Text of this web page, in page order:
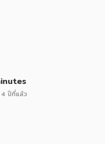
4 ปีที่แล้ว